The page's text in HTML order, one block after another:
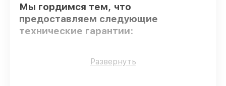
Мы гордимся тем, что
предоставляем следующие
технические гарантии:
Оригинальные детали– только
Развернуть